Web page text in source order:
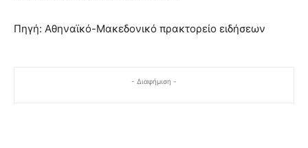
Πηγή: Αθηναϊκό-Μακεδονικό πρακτορείο ειδήσεων
- Διαφήμιση -